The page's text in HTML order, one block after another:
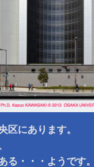
区にあります。
る・・・ようです